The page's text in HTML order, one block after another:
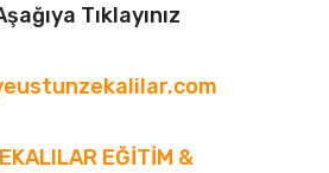
Tıklayınız
EĞİTİM &